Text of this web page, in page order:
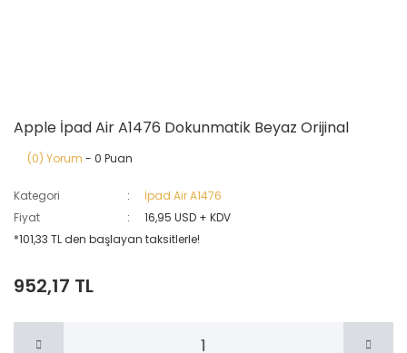
Apple İpad Air A1476 Dokunmatik Beyaz Orijinal
(0) Yorum - 0 Puan
Kategori
İpad Air A1476
Fiyat
16,95 USD + KDV
*101,33 TL den başlayan taksitlerle!
952,17 TL